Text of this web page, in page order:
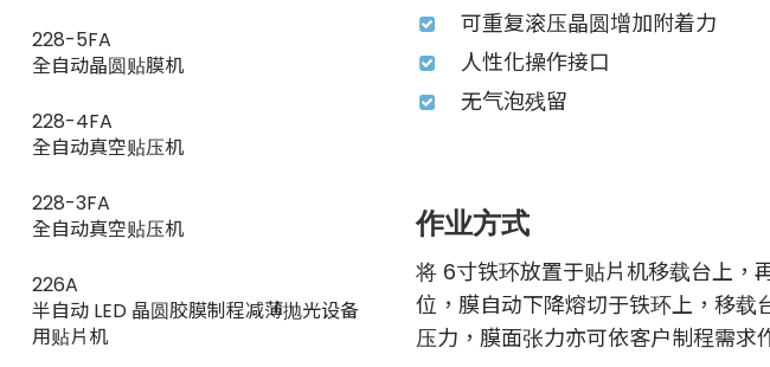
228-5FA
全自动晶圆贴膜机
228-4FA
全自动真空贴压机
228-3FA
全自动真空贴压机
226A
半自动 LED 晶圆胶膜制程减薄抛光设备
用贴片机
可重复滚压晶圆增加附着力
人性化操作接口
无气泡残留
作业方式
将 6寸铁环放置于贴片机移载台上，
位，膜自动下降熔切于铁环上，移
压力，膜面张力亦可依客户制程需求